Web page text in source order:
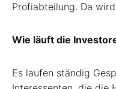
Profiabteilung. Da
Wie läuft die
Es laufen ständig